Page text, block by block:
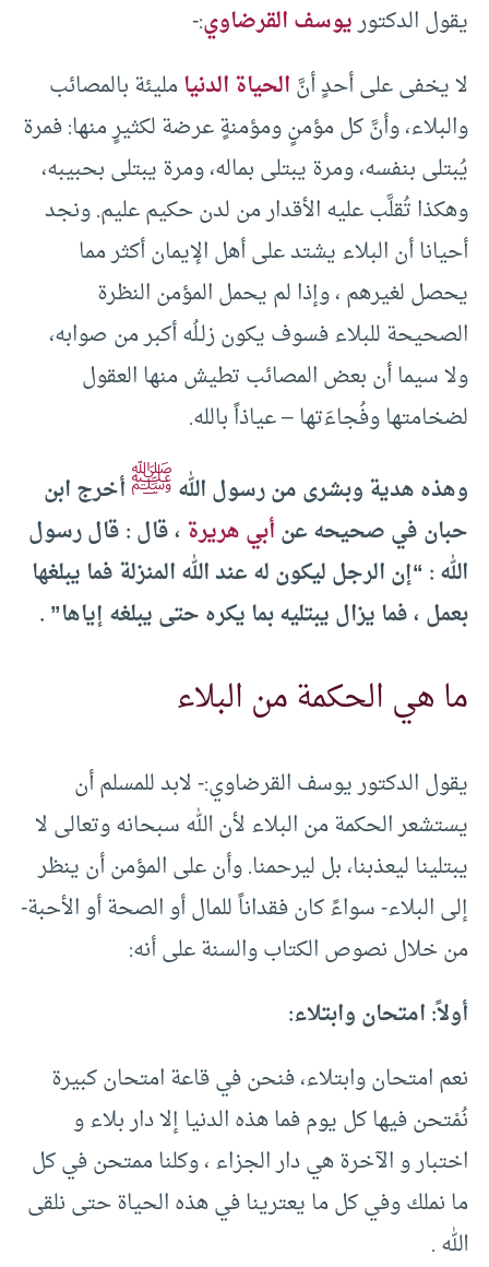
يقول الدكتوريوسف القرضاوي:-
لا يخفى على أحدٍ أنَّالحياة الدنيامليئة بالمصائب
والبلاء، وأنَّ كل مؤمنٍ ومؤمنةٍ عرضة لكثيرٍ منها: فمرة
يُبتلى بنفسه، ومرة يبتلى بماله، ومرة يبتلى بحبيبه،
وهكذا تُقلَّب عليه الأقدار من لدن حكيم عليم. ونجد
أحيانا أن البلاء يشتد على أهل الإيمان أكثر مما
يحصل لغيرهم ، وإذا لم يحمل المؤمن النظرة
الصحيحة للبلاء فسوف يكون زلـلُه أكبر من صوابه،
ولا سيما أن بعض المصائب تطيش منها العقول
لضخامتها وفُجاءَتها – عياذاً بالله.
وهذه هدية وبشرى من رسول اللهﷺأخرج ابن
حبان في صحيحه عنأبي هريرة، قال : قال رسول
الله : “إن الرجل ليكون له عند الله المنزلة فما يبلغها
بعمل ، فما يزال يبتليه بما يكره حتى يبلغه إياها” .
ما هي الحكمة من البلاء
يقول الدكتور يوسف القرضاوي:- لابد للمسلم أن
يستشعر الحكمة من البلاء لأن الله سبحانه وتعالى لا
يبتلينا ليعذبنا، بل ليرحمنا. وأن على المؤمن أن ينظر
إلى البلاء- سواءً كان فقداناً للمال أو الصحة أو الأحبة-
من خلال نصوص الكتاب والسنة على أنه:
أولاً: امتحان وابتلاء:
نعم امتحان وابتلاء، فنحن في قاعة امتحان كبيرة
نُمْتحن فيها كل يوم فما هذه الدنيا إلا دار بلاء و
اختبار و الآخرة هي دار الجزاء ، وكلنا ممتحن في كل
ما نملك وفي كل ما يعترينا في هذه الحياة حتى نلقى
الله .